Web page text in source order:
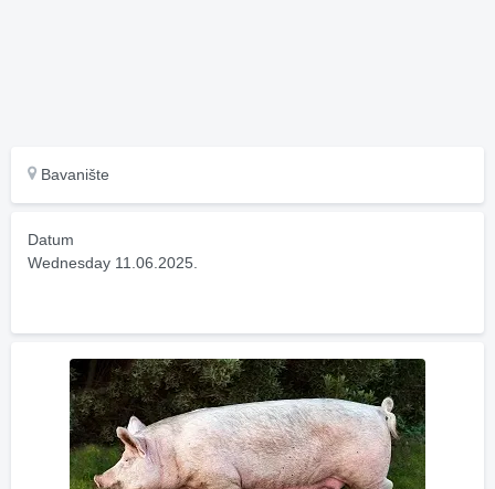
Bavanište
Datum
Wednesday 11.06.2025.